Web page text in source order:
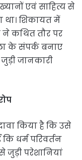
एवं साहित्य से
था। शिकायत में
ने कथित तौर पर
के संपर्क बनाए
जानकारी
किया है कि उसे
धर्म परिवर्तन
परेशानियां